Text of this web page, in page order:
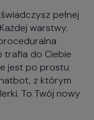
pełnej
warstwy.
trafia do Ciebie
jest po prostu
z którym
To Twój nowy